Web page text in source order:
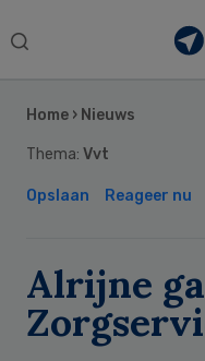
Search
Home › Nieuws
Thema: Vvt
Opslaan Reageer nu
Alrijne
Sidebar